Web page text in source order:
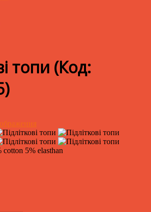
топи (Код:
)
5% elasthan